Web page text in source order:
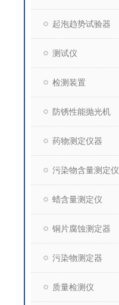
起泡趋势试验器
测试仪
检测装置
防锈性能抛光机
药物测定仪器
污染物含量测定仪
蜡含量测定仪
铜片腐蚀测定器
污染物测定器
质量检测仪